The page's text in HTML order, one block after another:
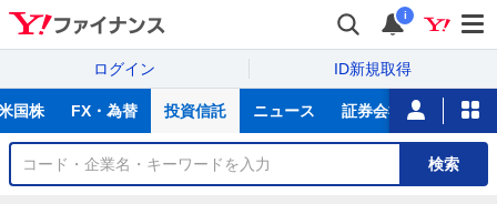
i
ログイン ID新規取得
主
な
サ
国株 FX・為替 投資信託 ニュース 証券会社比較 NISA
銘
検索